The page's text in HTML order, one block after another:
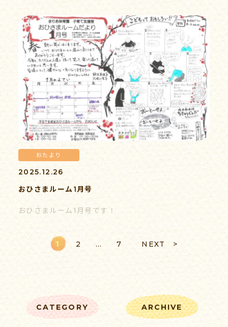
おたより
2025.12.26
おひさまルーム1月号
おひさまルーム1月号です！
1 2 … 7 NEXT >
CATEGORY ARCHIVE